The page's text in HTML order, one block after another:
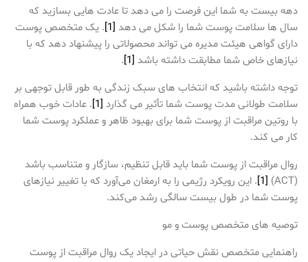
دهه بیست به شما این فرصت را می دهد تا عادت هایی بسازید که
سال ها سلامت پوست شما را شکل می دهد [1]
. یک متخصص پوست
دارای گواهی هیئت مدیره می تواند محصولاتی را پیشنهاد دهد که با
نیازهای خاص شما مطابقت داشته باشد [1]
.
توجه داشته باشید که انتخاب های سبک زندگی به طور قابل توجهی بر
سلامت طولانی مدت پوست شما تأثیر می گذارد [1]
. عادات خوب همراه
با روتین مراقبت از پوست شما برای بهبود ظاهر و عملکرد پوست شما
کار می کند.
روال مراقبت از پوست شما باید قابل تنظیم، سازگار و متناسب باشد
(ACT)
[1]
. این رویکرد رژیمی را به ارمغان می‌آورد که با تغییر نیازهای
پوست شما در طول بیست سالگی رشد می‌کند.
توصیه های متخصص پوست و مو
راهنمایی متخصص نقش حیاتی در ایجاد یک روال مراقبت از پوست